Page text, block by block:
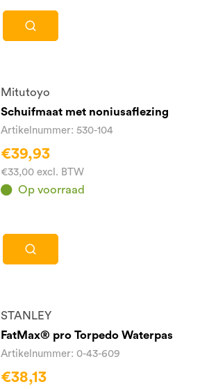
Mitutoyo
Schuifmaat met noniusaflezing
Artikelnummer: 530-104
€39,93
€33,00 excl. BTW
Op voorraad
STANLEY
FatMax® pro Torpedo Waterpas
Artikelnummer: 0-43-609
€38,13